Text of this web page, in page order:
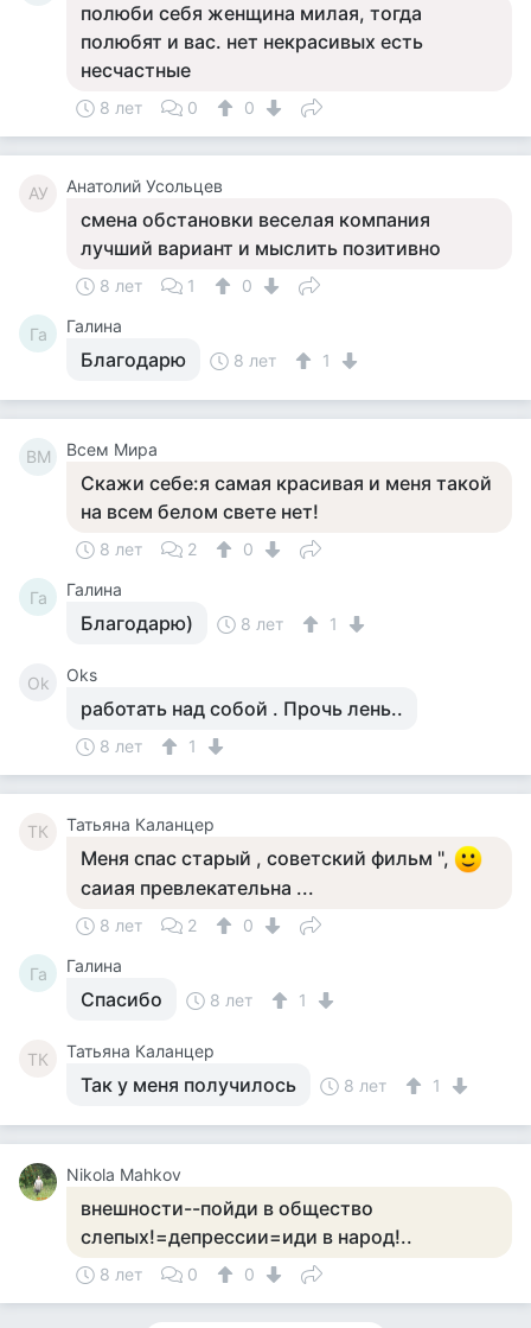
полюби себя женщина милая, тогда
полюбят и вас. нет некрасивых есть
несчастные
8 лет 0 0
АУ Анатолий Усольцев
смена обстановки веселая компания
лучший вариант и мыслить позитивно
8 лет 1 0
Га Галина
Благодарю 8 лет 1
ВМ Всем Мира
Скажи себе:я самая красивая и меня такой
на всем белом свете нет!
8 лет 2 0
Га Галина
Благодарю) 8 лет 1
Оk Оks
работать над собой . Прочь лень..
8 лет 1
ТК Татьяна Каланцер
Меня спас старый , советский фильм ",
саиая превлекательна ...
8 лет 2 0
Га Галина
Спасибо 8 лет 1
ТК Татьяна Каланцер
Так у меня получилось 8 лет 1
Nikola Mahkov
внешности--пойди в общество
слепых!=депрессии=иди в народ!..
8 лет 0 0